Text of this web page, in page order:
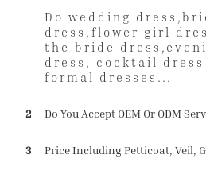
Do wedding
dress,flower girl
the bride
dress, cocktail
formal dresses...
2 Do You Accept OEM Or ODM
3 Price Including Petticoat, Veil,